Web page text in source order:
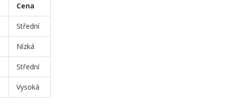
Cena
Střední
Nízká
Střední
Vysoká